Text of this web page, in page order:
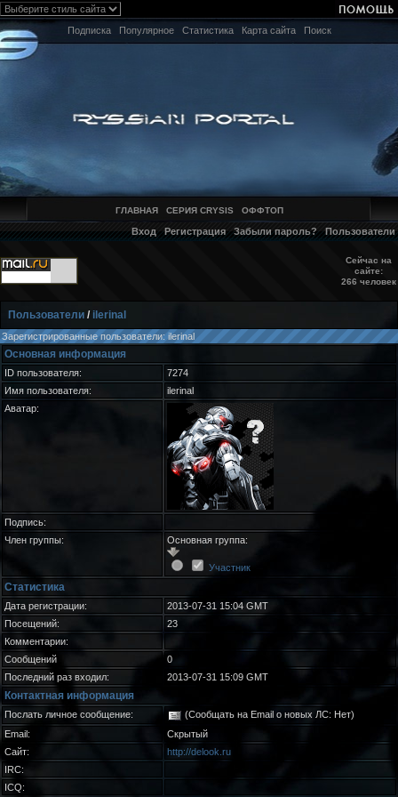
Подписка Популярное Статистика Карта сайта Поиск
ГЛАВНАЯ СЕРИЯ CRYSIS ОФФТОП
Вход Регистрация Забыли пароль? Пользователи
Сейчас на
сайте:
266 человек
Пользователи / ilerinal
Зарегистрированные пользователи: ilerinal
Основная информация
ID пользователя:
7274
Имя пользователя:
ilerinal
Аватар:
Подпись:
Член группы:
Основная группа:
Участник
Статистика
Дата регистрации:
2013-07-31 15:04 GMT
Посещений:
23
Комментарии:
Сообщений
0
Последний раз входил:
2013-07-31 15:09 GMT
Контактная информация
Послать личное сообщение:
(Сообщать на Email о новых ЛС: Нет)
Email:
Скрытый
Сайт:
http://delook.ru
IRC:
ICQ: